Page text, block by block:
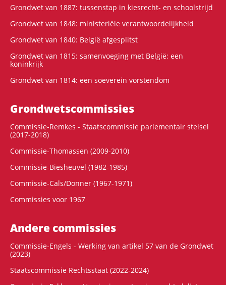
Grondwet van 1887: tussenstap in kiesrecht- en schoolstrijd
Grondwet van 1848: ministeriële verantwoordelijkheid
Grondwet van 1840: België afgesplitst
Grondwet van 1815: samenvoeging met België: een
koninkrijk
Grondwet van 1814: een soeverein vorstendom
Grondwets­commissies
Commissie-Remkes - Staatscommissie parlementair stelsel
(2017-2018)
Commissie-Thomassen (2009-2010)
Commissie-Biesheuvel (1982-1985)
Commissie-Cals/Donner (1967-1971)
Commissies voor 1967
Andere commissies
Commissie-Engels - Werking van artikel 57 van de Grondwet
(2023)
Staatscommissie Rechtsstaat (2022-2024)